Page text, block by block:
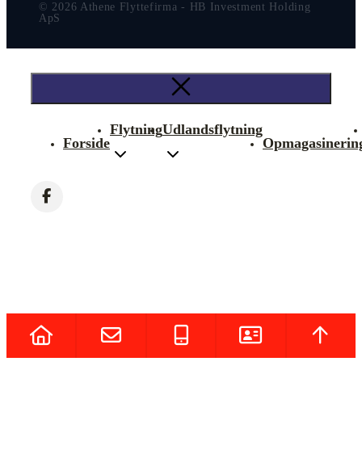
© 2026 Athene Flyttefirma - HB Investment Holding
ApS
Forside
FlytningUdlandsflytning